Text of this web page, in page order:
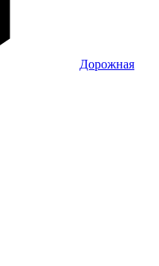
Дорожная